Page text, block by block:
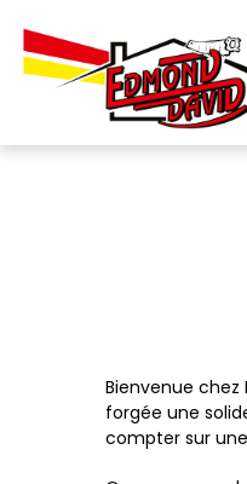
Bienvenue
forgée une
compter sur